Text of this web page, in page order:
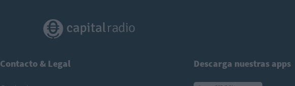
Contacto & Legal Descarga nuestras apps